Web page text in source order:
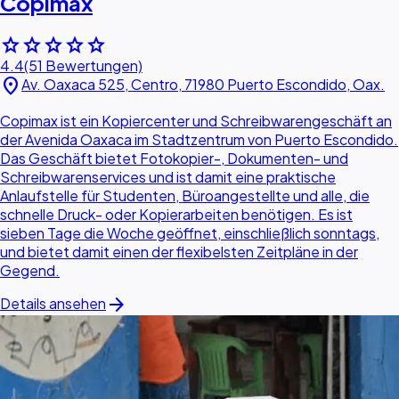
starstarstarstarstar
4.4(51 Bewertungen)
location_onAv. Oaxaca 525, Centro, 71980 Puerto Escondido, Oax.
Copimax ist ein Kopiercenter und Schreibwarengeschäft an
der Avenida Oaxaca im Stadtzentrum von Puerto Escondido.
Das Geschäft bietet Fotokopier-, Dokumenten- und
Schreibwarenservices und ist damit eine praktische
Anlaufstelle für Studenten, Büroangestellte und alle, die
schnelle Druck- oder Kopierarbeiten benötigen. Es ist
sieben Tage die Woche geöffnet, einschließlich sonntags,
und bietet damit einen der flexibelsten Zeitpläne in der
Gegend.
Details ansehen arrow_forward